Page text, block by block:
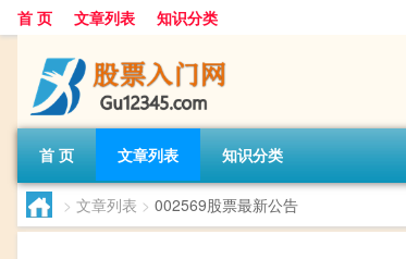
首 页 文章列表 知识分类
首 页 文章列表 知识分类
> 文章列表 > 002569股票最新公告